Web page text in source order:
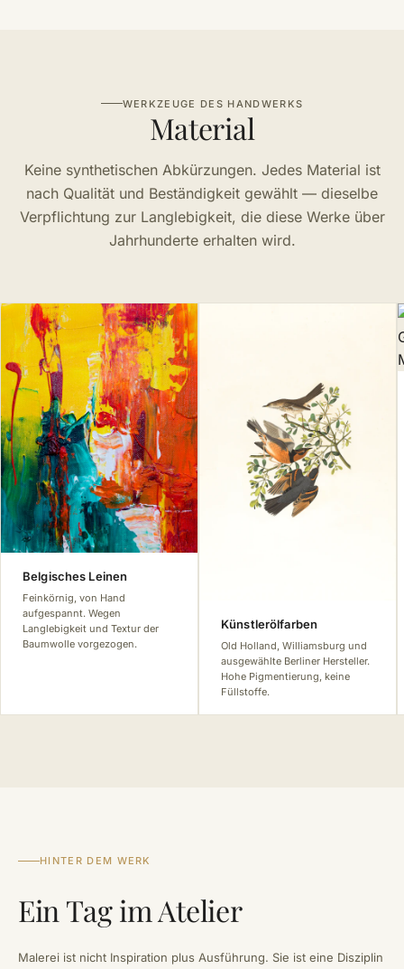
WERKZEUGE DES HANDWERKS
Material
Keine synthetischen Abkürzungen. Jedes Material ist
nach Qualität und Beständigkeit gewählt — dieselbe
Verpflichtung zur Langlebigkeit, die diese Werke über
Jahrhunderte erhalten wird.
Belgisches Leinen
Feinkörnig, von Hand
aufgespannt. Wegen
Langlebigkeit und Textur der
Baumwolle vorgezogen.
Künstlerölfarben
Old Holland, Williamsburg und
ausgewählte Berliner Hersteller.
Hohe Pigmentierung, keine
Füllstoffe.
HINTER DEM WERK
Ein Tag im Atelier
Malerei ist nicht Inspiration plus Ausführung. Sie ist eine Disziplin